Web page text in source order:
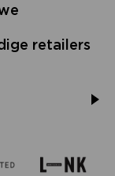
retailers